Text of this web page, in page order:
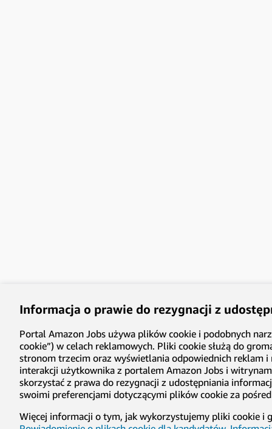
Informacja o prawie do rezygnacji z
Portal Amazon Jobs używa plików cookie i podobnych
cookie”) w celach reklamowych. Pliki cookie służą do
stronom trzecim oraz wyświetlania odpowiednich reklam
interakcji użytkownika z portalem Amazon Jobs i
skorzystać z prawa do rezygnacji z udostępniania
swoimi preferencjami dotyczącymi plików cookie za
Więcej informacji o tym, jak wykorzystujemy pliki cookie i